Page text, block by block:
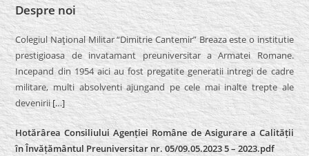
Despre noi
Colegiul Naţional Militar “Dimitrie Cantemir” Breaza este o institutie
prestigioasa de invatamant preuniversitar a Armatei Romane.
Incepand din 1954 aici au fost pregatite generatii intregi de cadre
militare, multi absolventi ajungand pe cele mai inalte trepte ale
devenirii[…]
Hotărârea Consiliului Agenției Române de Asigurare a Calității
în Învățământul Preuniversitar nr. 05/09.05.2023 5 – 2023.pdf